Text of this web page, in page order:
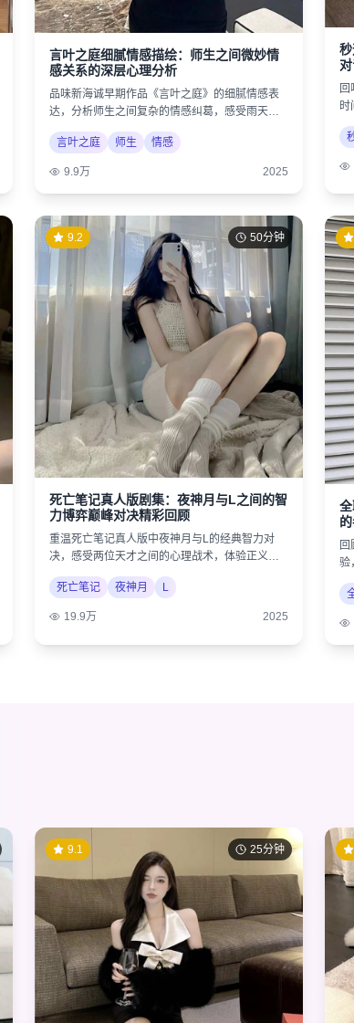
言叶之庭细腻情感描绘：师生之间微妙情
感关系的深层心理分析
品味新海诚早期作品《言叶之庭》的细腻情感表
达，分析师生之间复杂的情感纠葛，感受雨天的
诗意美学。
言叶之庭
师生 情感
9.9万 2025
时
50分钟
9.2
死亡笔记真人版剧集：夜神月与L之间的智
力博弈巅峰对决精彩回顾
重温死亡笔记真人版中夜神月与L的经典智力对
决，感受两位天才之间的心理战术，体验正义与
邪恶的较量。
死亡笔记
夜神月 L
19.9万 2025
验
25分钟
9.1